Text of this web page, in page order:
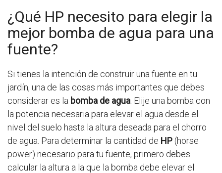
¿Qué HP necesito para elegir la
mejor bomba de agua para una
fuente?
Si tienes la intención de construir una fuente en tu
jardín, una de las cosas más importantes que debes
considerar es la bomba de agua . Elije una bomba con
la potencia necesaria para elevar el agua desde el
nivel del suelo hasta la altura deseada para el chorro
de agua. Para determinar la cantidad de HP (horse
power) necesario para tu fuente, primero debes
calcular la altura a la que la bomba debe elevar el